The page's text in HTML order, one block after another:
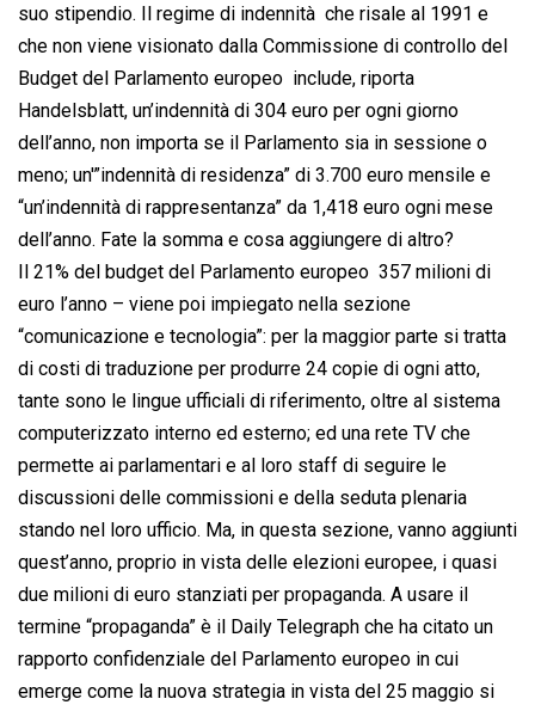
suo stipendio. Il regime di indennità  che risale al 1991 e
che non viene visionato dalla Commissione di controllo del
Budget del Parlamento europeo  include, riporta
Handelsblatt, un’indennità di 304 euro per ogni giorno
dell’anno, non importa se il Parlamento sia in sessione o
meno; un'”indennità di residenza” di 3.700 euro mensile e
“un’indennità di rappresentanza” da 1,418 euro ogni mese
dell’anno. Fate la somma e cosa aggiungere di altro?
Il 21% del budget del Parlamento europeo  357 milioni di
euro l’anno – viene poi impiegato nella sezione
“comunicazione e tecnologia”: per la maggior parte si tratta
di costi di traduzione per produrre 24 copie di ogni atto,
tante sono le lingue ufficiali di riferimento, oltre al sistema
computerizzato interno ed esterno; ed una rete TV che
permette ai parlamentari e al loro staff di seguire le
discussioni delle commissioni e della seduta plenaria
stando nel loro ufficio. Ma, in questa sezione, vanno aggiunti
quest’anno, proprio in vista delle elezioni europee, i quasi
due milioni di euro stanziati per propaganda. A usare il
termine “propaganda” è il Daily Telegraph che ha citato un
rapporto confidenziale del Parlamento europeo in cui
emerge come la nuova strategia in vista del 25 maggio si